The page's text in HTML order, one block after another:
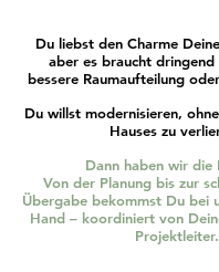
Du liebst den Charme
aber es braucht dringend
bessere Raumaufteilung
Du willst modernisieren,
Hauses zu
Dann haben wir die
Von der Planung bis zur
Übergabe bekommst Du bei
Hand – koordiniert von
Projektleiter.